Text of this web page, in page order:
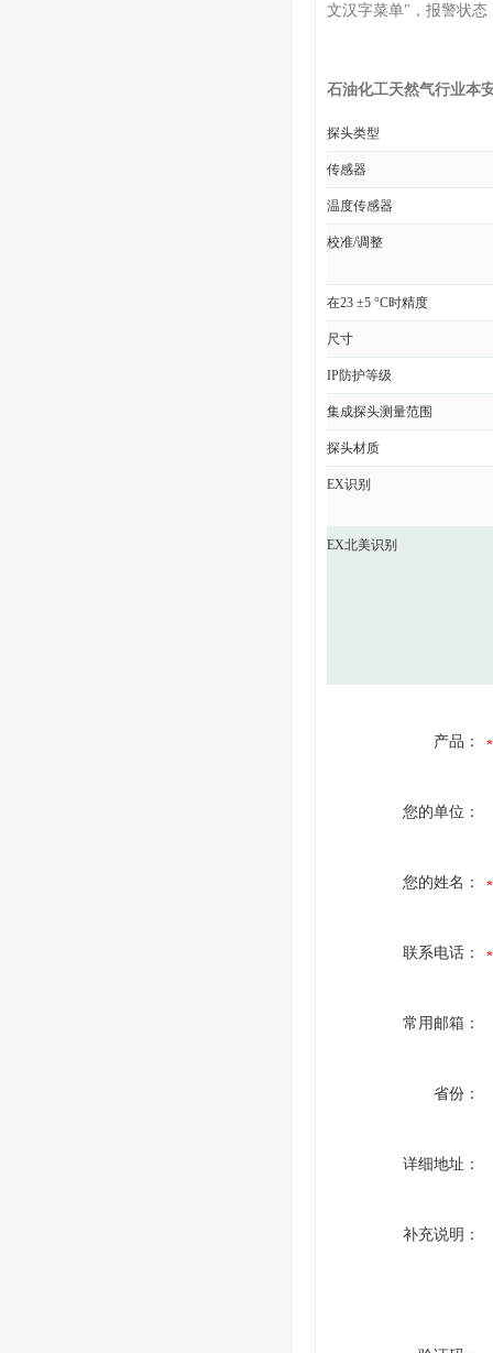
文汉字菜单"，报警状态
石油化工天然气行业本
探头类型
传感器
温度传感器
校准/调整
在23 ±5 °C时精度
尺寸
IP防护等级
集成探头测量范围
探头材质
EX识别
EX北美识别
产品：
您的单位：
您的姓名：
联系电话：
常用邮箱：
省份：
详细地址：
补充说明：